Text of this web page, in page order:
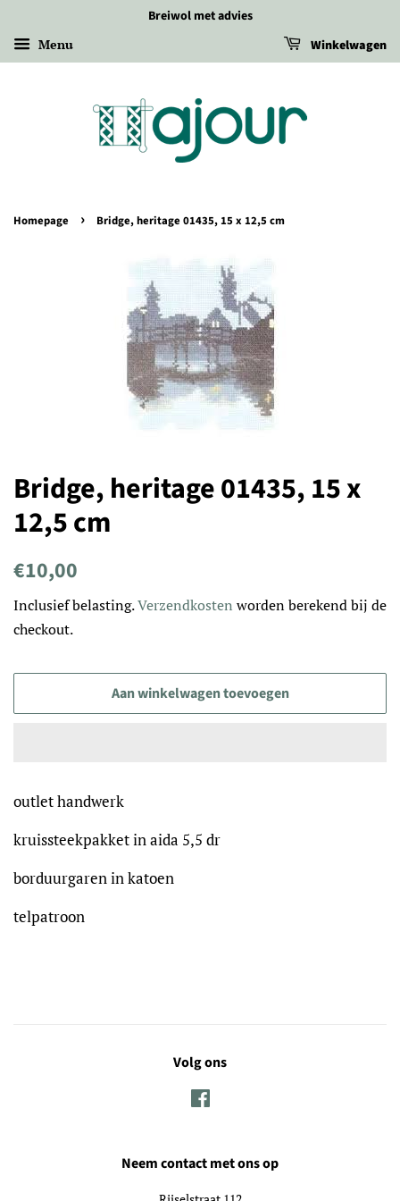
Breiwol met advies
Menu Winkelwagen
Homepage › Bridge, heritage 01435, 15 x 12,5 cm
Bridge, heritage 01435, 15 x
12,5 cm
Normale
€10,00
Inclusief belasting.Verzendkosten worden berekend bij de
checkout.
Aan winkelwagen toevoegen
outlet handwerk
kruissteekpakket in aida 5,5 dr
borduurgaren in katoen
telpatroon
Volg ons
Neem contact met ons op